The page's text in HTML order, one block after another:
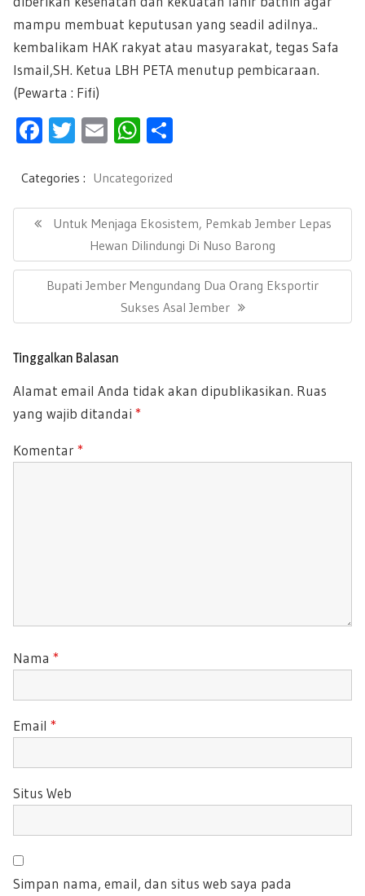
mampu membuat keputusan yang seadil adilnya..
kembalikam HAK rakyat atau masyarakat, tegas Safa
Ismail,SH. Ketua LBH PETA menutup pembicaraan.
(Pewarta : Fifi)
F
e
b
oo
k
T
tt
er
E
ail
W
at
s
A
p
p
e
Categories : Uncategorized
g
i
o
P
E
V
U
P
O
S
T
Untuk Menjaga Ekosistem, Pemkab Jember Lepas
Hewan Dilindungi Di Nuso Barong
N
X
O
S
:
Bupati Jember Mengundang Dua Orang Eksportir
Sukses Asal Jember
Tinggalkan Balasan
Alamat email Anda tidak akan dipublikasikan. Ruas
yang wajib ditandai *
Komentar *
Nama *
Email *
Situs Web
Simpan nama, email, dan situs web saya pada